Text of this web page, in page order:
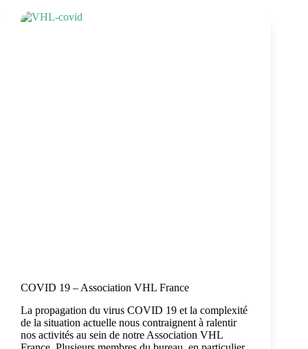
COVID 19 – Association VHL France
La propagation du virus COVID 19 et la complexité
de la situation actuelle nous contraignent à ralentir
nos activités au sein de notre Association VHL